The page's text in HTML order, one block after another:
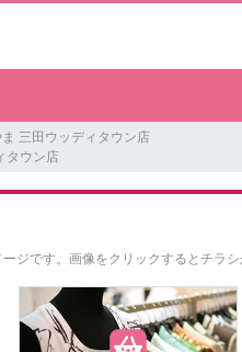
三田ウッディタウン店
タウン店
ジです。 画像をクリックするとチラシ